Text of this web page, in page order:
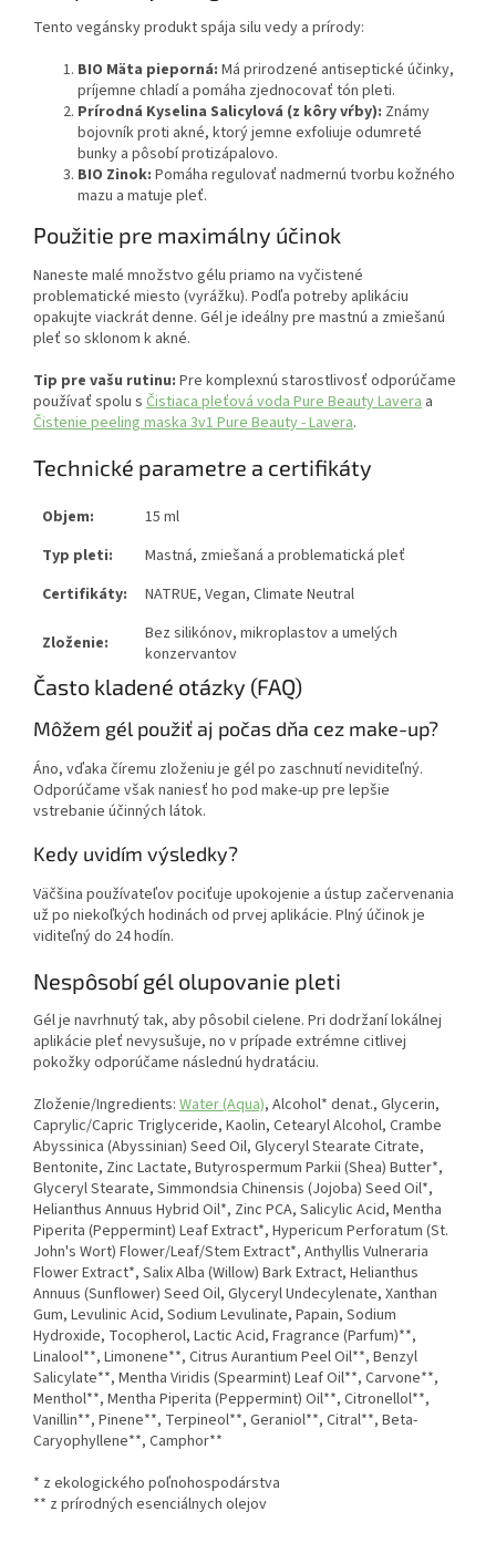
Tento vegánsky produkt spája silu vedy a prírody:
BIO Mäta pieporná: Má prirodzené antiseptické účinky,
príjemne chladí a pomáha zjednocovať tón pleti.
Prírodná Kyselina Salicylová (z kôry vŕby): Známy
bojovník proti akné, ktorý jemne exfoliuje odumreté
bunky a pôsobí protizápalovo.
BIO Zinok: Pomáha regulovať nadmernú tvorbu kožného
mazu a matuje pleť.
Použitie pre maximálny účinok
Naneste malé množstvo gélu priamo na vyčistené
problematické miesto (vyrážku). Podľa potreby aplikáciu
opakujte viackrát denne. Gél je ideálny pre mastnú a zmiešanú
pleť so sklonom k akné.
Tip pre vašu rutinu: Pre komplexnú starostlivosť odporúčame
používať spolu s Čistiaca pleťová voda Pure Beauty Lavera a
Čistenie peeling maska 3v1 Pure Beauty - Lavera.
Technické parametre a certifikáty
Objem:
15 ml
Typ pleti:
Mastná, zmiešaná a problematická pleť
Certifikáty:
NATRUE, Vegan, Climate Neutral
Zloženie:
Bez silikónov, mikroplastov a umelých
konzervantov
Často kladené otázky (FAQ)
Môžem gél použiť aj počas dňa cez make-up?
Áno, vďaka číremu zloženiu je gél po zaschnutí neviditeľný.
Odporúčame však naniesť ho pod make-up pre lepšie
vstrebanie účinných látok.
Kedy uvidím výsledky?
Väčšina používateľov pociťuje upokojenie a ústup začervenania
už po niekoľkých hodinách od prvej aplikácie. Plný účinok je
viditeľný do 24 hodín.
Nespôsobí gél olupovanie pleti
Gél je navrhnutý tak, aby pôsobil cielene. Pri dodržaní lokálnej
aplikácie pleť nevysušuje, no v prípade extrémne citlivej
pokožky odporúčame následnú hydratáciu.
Zloženie/Ingredients: Water (Aqua), Alcohol* denat., Glycerin,
Caprylic/Capric Triglyceride, Kaolin, Cetearyl Alcohol, Crambe
Abyssinica (Abyssinian) Seed Oil, Glyceryl Stearate Citrate,
Bentonite, Zinc Lactate, Butyrospermum Parkii (Shea) Butter*,
Glyceryl Stearate, Simmondsia Chinensis (Jojoba) Seed Oil*,
Helianthus Annuus Hybrid Oil*, Zinc PCA, Salicylic Acid, Mentha
Piperita (Peppermint) Leaf Extract*, Hypericum Perforatum (St.
John's Wort) Flower/Leaf/Stem Extract*, Anthyllis Vulneraria
Flower Extract*, Salix Alba (Willow) Bark Extract, Helianthus
Annuus (Sunflower) Seed Oil, Glyceryl Undecylenate, Xanthan
Gum, Levulinic Acid, Sodium Levulinate, Papain, Sodium
Hydroxide, Tocopherol, Lactic Acid, Fragrance (Parfum)**,
Linalool**, Limonene**, Citrus Aurantium Peel Oil**, Benzyl
Salicylate**, Mentha Viridis (Spearmint) Leaf Oil**, Carvone**,
Menthol**, Mentha Piperita (Peppermint) Oil**, Citronellol**,
Vanillin**, Pinene**, Terpineol**, Geraniol**, Citral**, Beta-
Caryophyllene**, Camphor**
* z ekologického poľnohospodárstva
** z prírodných esenciálnych olejov